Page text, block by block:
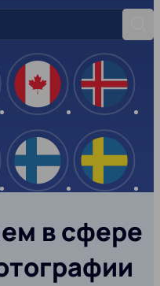
Канада
Финляндия
в сфере